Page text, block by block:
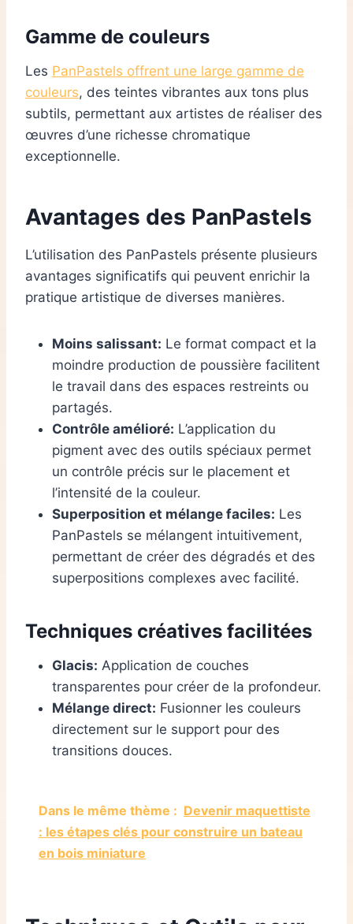
Gamme de couleurs
Les PanPastels offrent une large gamme de
couleurs, des teintes vibrantes aux tons plus
subtils, permettant aux artistes de réaliser des
œuvres d’une richesse chromatique
exceptionnelle.
Avantages des PanPastels
L’utilisation des PanPastels présente plusieurs
avantages significatifs qui peuvent enrichir la
pratique artistique de diverses manières.
Moins salissant: Le format compact et la
moindre production de poussière facilitent
le travail dans des espaces restreints ou
partagés.
Contrôle amélioré: L’application du
pigment avec des outils spéciaux permet
un contrôle précis sur le placement et
l’intensité de la couleur.
Superposition et mélange faciles: Les
PanPastels se mélangent intuitivement,
permettant de créer des dégradés et des
superpositions complexes avec facilité.
Techniques créatives facilitées
Glacis: Application de couches
transparentes pour créer de la profondeur.
Mélange direct: Fusionner les couleurs
directement sur le support pour des
transitions douces.
Dans le même thème : Devenir maquettiste
: les étapes clés pour construire un bateau
en bois miniature